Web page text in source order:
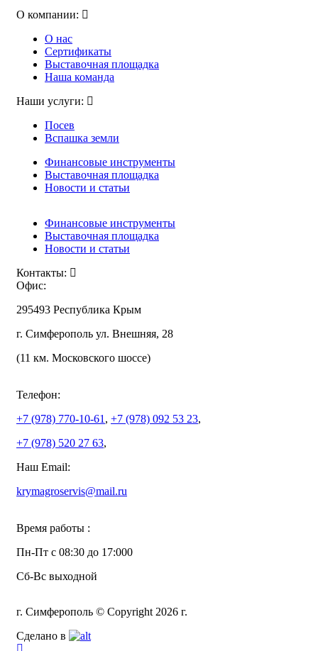
О компании:
О нас
Сертификаты
Выставочная площадка
Наша команда
Наши услуги:
Посев
Вспашка земли
Финансовые инструменты
Выставочная площадка
Новости и статьи
Финансовые инструменты
Выставочная площадка
Новости и статьи
Контакты:
Офис:
295493 Республика Крым
г. Симферополь ул. Внешняя, 28
(11 км. Московского шоссе)
Телефон:
+7 (978) 770-10-61 , +7 (978) 092 53 23,
+7 (978) 520 27 63,
Наш Email:
krymagroservis@mail.ru
Время работы :
Пн-Пт с 08:30 до 17:000
Сб-Вс выходной
г. Симферополь © Copyright 2026 г.
Сделано в